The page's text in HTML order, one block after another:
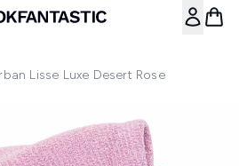
Lisse Luxe Desert Rose